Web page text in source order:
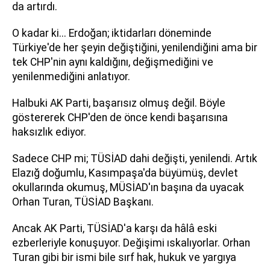
da artırdı.
O kadar ki... Erdoğan; iktidarları döneminde
Türkiye'de her şeyin değiştiğini, yenilendiğini ama bir
tek CHP'nin aynı kaldığını, değişmediğini ve
yenilenmediğini anlatıyor.
Halbuki AK Parti, başarısız olmuş değil. Böyle
göstererek CHP'den de önce kendi başarısına
haksızlık ediyor.
Sadece CHP mi; TÜSİAD dahi değişti, yenilendi. Artık
Elazığ doğumlu, Kasımpaşa'da büyümüş, devlet
okullarında okumuş, MÜSİAD'ın başına da uyacak
Orhan Turan, TÜSİAD Başkanı.
Ancak AK Parti, TÜSİAD'a karşı da hâlâ eski
ezberleriyle konuşuyor. Değişimi ıskalıyorlar. Orhan
Turan gibi bir ismi bile sırf hak, hukuk ve yargıya